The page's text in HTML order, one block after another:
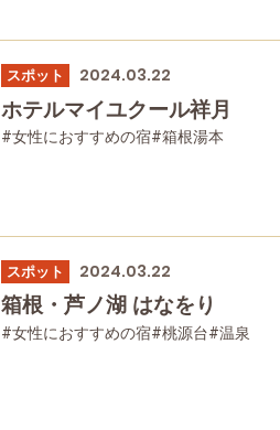
スポット 2024.03.22
ホテルマイユクール祥月
#女性におすすめの宿#箱根湯本
スポット 2024.03.22
箱根・芦ノ湖 はなをり
#女性におすすめの宿#桃源台#温泉